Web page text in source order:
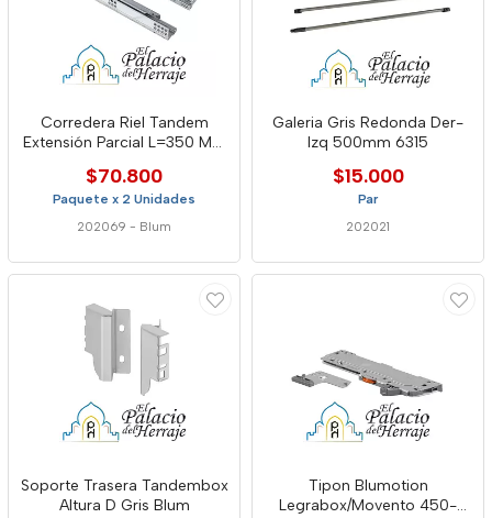
Corredera Riel Tandem
Extensión Parcial L=350 Mm
$70.800
Paquete x 2 Unidades
202069 - Blum
Galeria Gris Redonda Der-
Izq 500mm 6315
$15.000
Par
202021
Soporte Trasera Tandembox
Altura D Gris Blum
Tipon Blumotion
Legrabox/Movento 450-